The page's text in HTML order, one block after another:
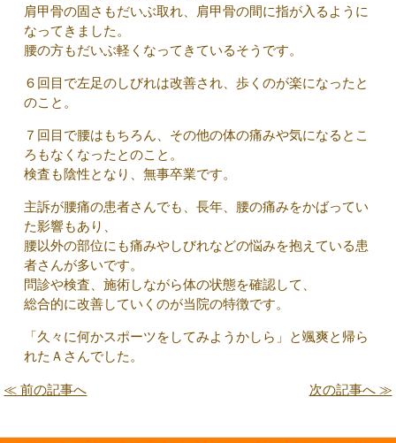
肩甲骨の固さもだいぶ取れ、肩甲骨の間に指が入るように
なってきました。
腰の方もだいぶ軽くなってきているそうです。
６回目で左足のしびれは改善され、歩くのが楽になったと
のこと。
７回目で腰はもちろん、その他の体の痛みや気になるとこ
ろもなくなったとのこと。
検査も陰性となり、無事卒業です。
主訴が腰痛の患者さんでも、長年、腰の痛みをかばってい
た影響もあり、
腰以外の部位にも痛みやしびれなどの悩みを抱えている患
者さんが多いです。
問診や検査、施術しながら体の状態を確認して、
総合的に改善していくのが当院の特徴です。
「久々に何かスポーツをしてみようかしら」と颯爽と帰ら
れたＡさんでした。
≪ 前の記事へ 次の記事へ ≫